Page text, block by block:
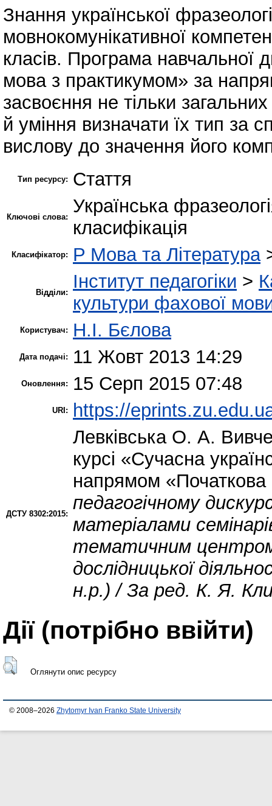
Знання української
мовнокомунікативної
класів. Програма навчальної
мова з практикумом» за
засвоєння не тільки
й уміння визначати їх тип за
вислову до значення його
Тип ресурсу: Стаття
Ключові слова:
Українська
класифікація
Класифікатор: P Мова та Література
Відділи:
Інститут педагогіки >
культури фахової
Користувач: Н.І. Бєлова
Дата подачі: 11 Жовт 2013 14:29
Оновлення: 15 Серп 2015 07:48
URI: https://
ДСТУ 8302:2015:
Левківська О. А.
курсі «Сучасна
напрямом «Початкова
педагогічному
матеріалами
тематичним центром
дослідницької
н.р.) / За ред. К. Я.
Дії ​​(потрібно ввійти)
Оглянути опис ресурсу
© 2008–2026 Zhytomyr Ivan Franko State University